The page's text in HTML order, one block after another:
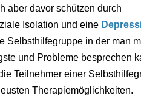
aber davor schützen durch
Isolation und eine
Selbsthilfegruppe in der man
und Probleme besprechen
Teilnehmer einer
Therapiemöglichkeiten.